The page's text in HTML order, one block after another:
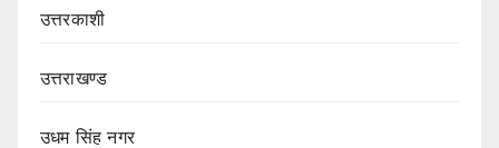
उत्तरकाशी
उत्तराखण्ड
उधम सिंह नगर